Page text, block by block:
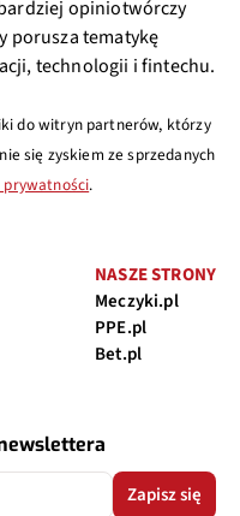
opiniotwórczy
porusza tematykę
technologii i fintechu.
do witryn partnerów, którzy
się zyskiem ze sprzedanych
prywatności.
NASZE STRONY
Meczyki.pl
PPE.pl
Bet.pl
Zapisz się